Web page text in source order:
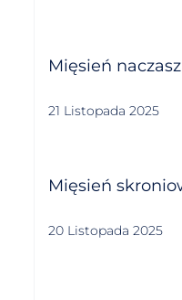
Mięsień
21 Listopada 2025
Mięsień
20 Listopada 2025